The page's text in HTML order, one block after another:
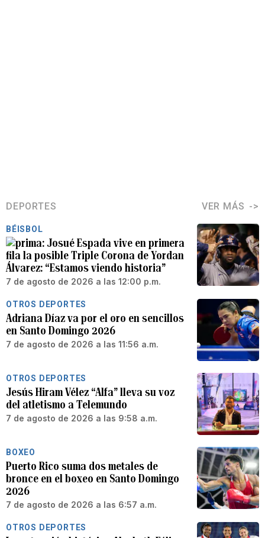
DEPORTES VER MÁS
BÉISBOL
Josué Espada vive en primera
fila la posible Triple Corona de Yordan
Álvarez: “Estamos viendo historia”
7 de agosto de 2026 a las 12:00 p.m.
OTROS DEPORTES
Adriana Díaz va por el oro en sencillos
en Santo Domingo 2026
7 de agosto de 2026 a las 11:56 a.m.
OTROS DEPORTES
Jesús Hiram Vélez “Alfa” lleva su voz
del atletismo a Telemundo
7 de agosto de 2026 a las 9:58 a.m.
BOXEO
Puerto Rico suma dos metales de
bronce en el boxeo en Santo Domingo
2026
7 de agosto de 2026 a las 6:57 a.m.
OTROS DEPORTES